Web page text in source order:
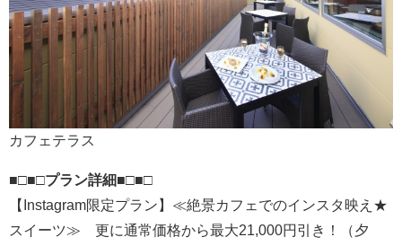
カフェテラス
■□■□プラン詳細■□■□
【Instagram限定プラン】≪絶景カフェでのインスタ映え★
スイーツ≫ 更に通常価格から最大21,000円引き！（夕